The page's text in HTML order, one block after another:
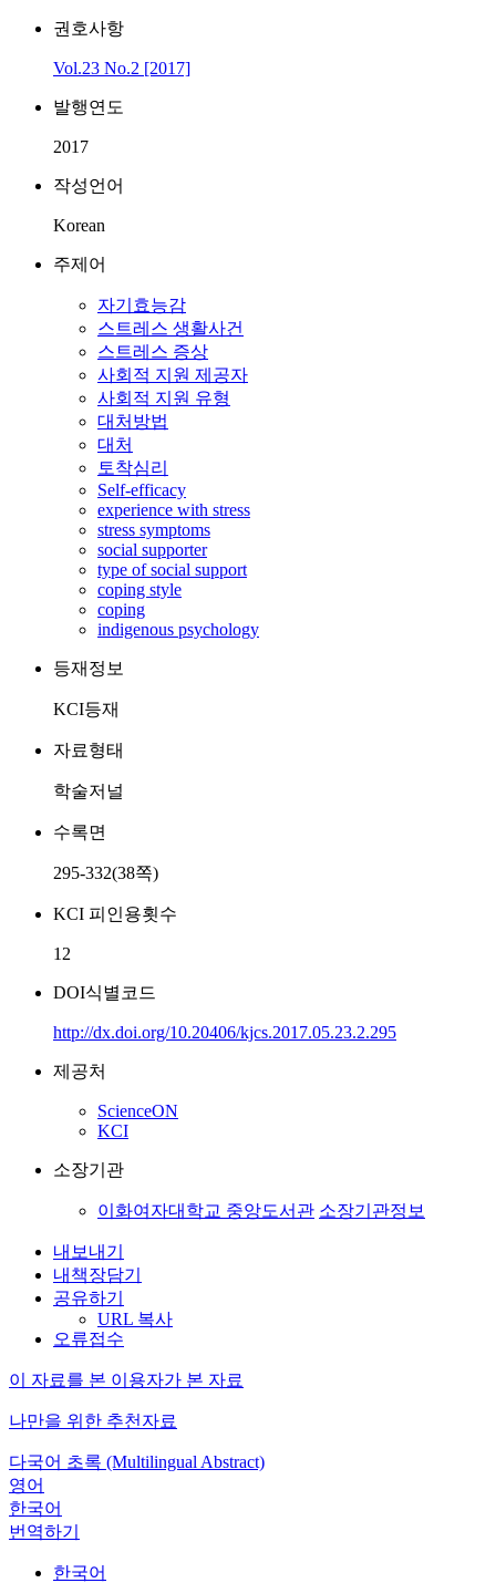
권호사항
Vol.23 No.2 [2017]
발행연도
2017
작성언어
Korean
주제어
자기효능감
스트레스 생활사건
스트레스 증상
사회적 지원 제공자
사회적 지원 유형
대처방법
대처
토착심리
Self-efficacy
experience with stress
stress symptoms
social supporter
type of social support
coping style
coping
indigenous psychology
등재정보
KCI등재
자료형태
학술저널
수록면
295-332(38쪽)
KCI 피인용횟수
12
DOI식별코드
http://dx.doi.org/10.20406/kjcs.2017.05.23.2.295
제공처
ScienceON
KCI
소장기관
이화여자대학교 중앙도서관 소장기관정보
내보내기
내책장담기
공유하기
URL 복사
오류접수
이 자료를 본 이용자가 본 자료
나만을 위한 추천자료
다국어 초록 (Multilingual Abstract)
영어
한국어
번역하기
한국어